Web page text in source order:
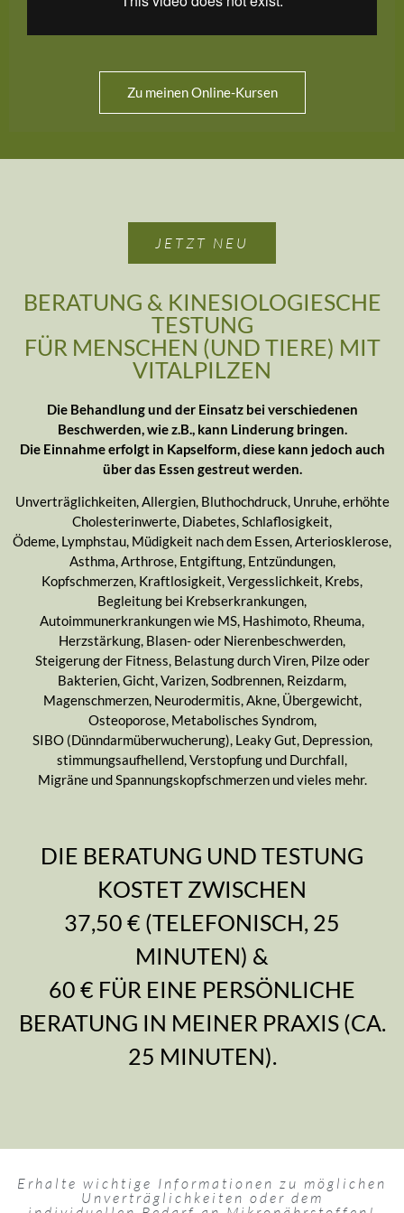
Zu meinen Online-Kursen
JETZT NEU
BERATUNG & KINESIOLOGIESCHE
TESTUNG
FÜR MENSCHEN (UND TIERE) MIT
VITALPILZEN
Die Behandlung und der Einsatz bei verschiedenen
Beschwerden, wie z.B., kann Linderung bringen.
Die Einnahme erfolgt in Kapselform, diese kann jedoch auch
über das Essen gestreut werden.
Unverträglichkeiten, Allergien, Bluthochdruck, Unruhe, erhöhte
Cholesterinwerte, Diabetes, Schlaflosigkeit,
Ödeme, Lymphstau, Müdigkeit nach dem Essen, Arteriosklerose,
Asthma, Arthrose, Entgiftung, Entzündungen,
Kopfschmerzen, Kraftlosigkeit, Vergesslichkeit, Krebs,
Begleitung bei Krebserkrankungen,
Autoimmunerkrankungen wie MS, Hashimoto, Rheuma,
Herzstärkung, Blasen- oder Nierenbeschwerden,
Steigerung der Fitness, Belastung durch Viren, Pilze oder
Bakterien, Gicht, Varizen, Sodbrennen, Reizdarm,
Magenschmerzen, Neurodermitis, Akne, Übergewicht,
Osteoporose, Metabolisches Syndrom,
SIBO (Dünndarmüberwucherung), Leaky Gut, Depression,
stimmungsaufhellend, Verstopfung und Durchfall,
Migräne und Spannungskopfschmerzen und vieles mehr.
DIE BERATUNG UND TESTUNG
KOSTET ZWISCHEN
37,50 € (TELEFONISCH, 25
MINUTEN) &
60 € FÜR EINE PERSÖNLICHE
BERATUNG IN MEINER PRAXIS (CA.
25 MINUTEN).
Erhalte wichtige Informationen zu möglichen
Unverträglichkeiten oder dem